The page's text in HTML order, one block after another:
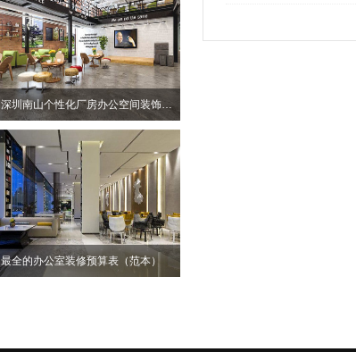
深圳南山个性化厂房办公空间装饰设计
最全的办公室装修预算表（范本）